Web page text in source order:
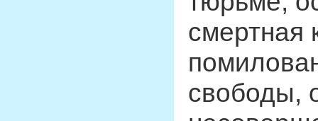
смертная
свободы,